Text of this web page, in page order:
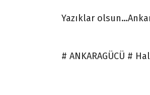
Yazıklar
# ANKARAGÜCÜ #